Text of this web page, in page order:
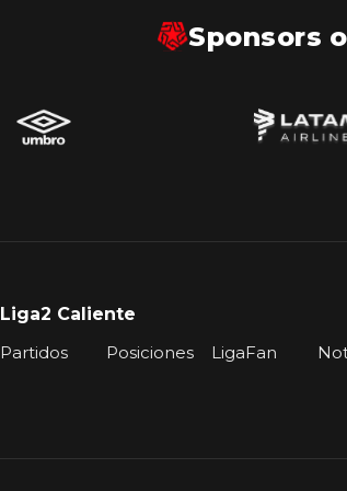
Sponsors
Liga2 Caliente
Partidos
Posiciones LigaFan